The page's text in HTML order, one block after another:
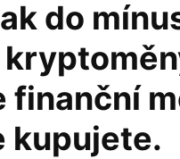
do
finanční
kupujete.